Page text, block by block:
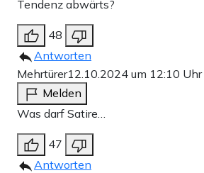
Tendenz abwärts?
48
Antworten
Mehrtürer12.10.2024 um 12:10 Uhr
Melden
Was darf Satire…
47
Antworten